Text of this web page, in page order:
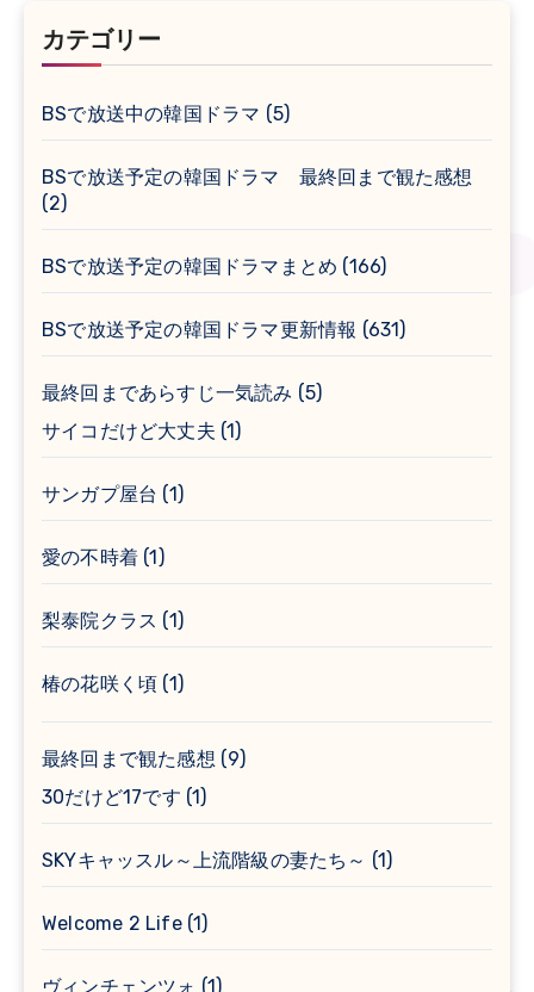
カテゴリー
BSで放送中の韓国ドラマ (5)
BSで放送予定の韓国ドラマ 最終回まで観た感想
(2)
BSで放送予定の韓国ドラマまとめ (166)
BSで放送予定の韓国ドラマ更新情報 (631)
最終回まであらすじ一気読み (5)
サイコだけど大丈夫 (1)
サンガプ屋台 (1)
愛の不時着 (1)
梨泰院クラス (1)
椿の花咲く頃 (1)
最終回まで観た感想 (9)
30だけど17です (1)
SKYキャッスル～上流階級の妻たち～ (1)
Welcome 2 Life(1)
ヴィンチェンツォ (1)